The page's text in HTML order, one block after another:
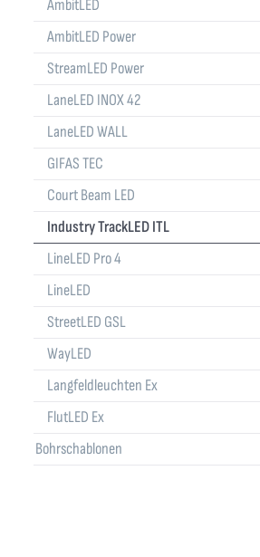
AmbitLED
AmbitLED Power
StreamLED Power
LaneLED INOX 42
LaneLED WALL
GIFAS TEC
Court Beam LED
Industry TrackLED ITL
LineLED Pro 4
LineLED
StreetLED GSL
WayLED
Langfeldleuchten Ex
FlutLED Ex
Bohrschablonen